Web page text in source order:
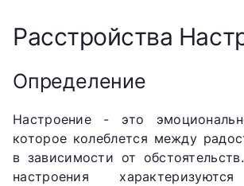
Расстройства
Определение
Настроение - это
которое колеблется между
в зависимости от
настроения